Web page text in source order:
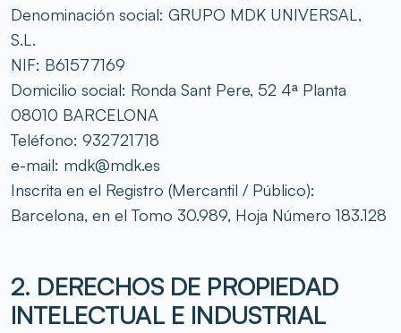
Denominación social: GRUPO MDK UNIVERSAL,
S.L.
NIF: B61577169
Domicilio social: Ronda Sant Pere, 52 4ª Planta
08010 BARCELONA
Teléfono: 932721718
e-mail: mdk@mdk.es
Inscrita en el Registro (Mercantil / Público):
Barcelona, en el Tomo 30.989, Hoja Número 183.128
2. DERECHOS DE PROPIEDAD
INTELECTUAL E INDUSTRIAL